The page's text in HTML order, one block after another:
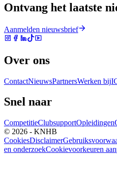
Ontvang het laatste
Aanmelden nieuwsbrief
Over ons
ContactNieuwsPartnersWerken bij
Snel naar
CompetitieClubsupportOpleidingen
© 2026 - KNHB
CookiesDisclaimer
en onderzoekCookievoorkeuren